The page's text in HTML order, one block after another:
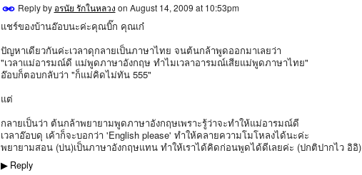
Reply by อรนัย รักในหลวง on August 14, 2009 at 10:53pm
แชร์ของบ้านอ๊อบนะค่ะคุณบิ๊ก คุณเก๋
ปัญหาเดียวกันค่ะเวลาดุกลายเป็นภาษาไทย จนต้นกล้าพูดออกมาเลยว่า
"เวลาแม่อารมณ์ดี แม่พูดภาษาอังกฤษ ทำไมเวลาอารมณ์เสียแม่พูดภาษาไทย"
อ๊อบก็ตอบกลับว่า "ก็แม่คิดไม่ทัน 555"
แต่
กลายเป็นว่า ต้นกล้าพยายามพูดภาษาอังกฤษเพราะรู้ว่าจะทำให้แม่อารมณ์ดี
เวลาอ๊อบดุ เค้าก็จะบอกว่า 'English please' ทำให้คลายความโมโหลงได้นะค่ะ
พยายามสอน (บ่น)เป็นภาษาอังกฤษแทน ทำให้เราได้คิดก่อนพูดได้ดีเลยค่ะ (ปกติปากไว อิอิ)
▶Reply